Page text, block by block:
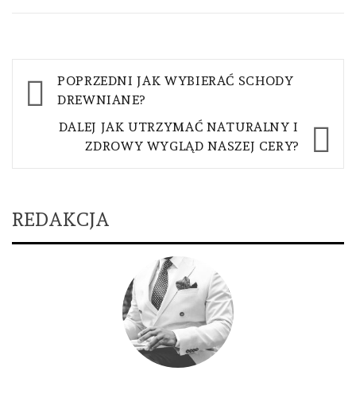
Nawigacja
wpisu
POPRZEDNI JAK WYBIERAĆ SCHODY
DREWNIANE?
DALEJ JAK UTRZYMAĆ NATURALNY I
ZDROWY WYGLĄD NASZEJ CERY?
REDAKCJA